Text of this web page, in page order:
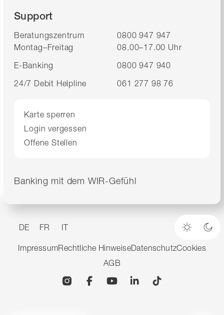
Support
Beratungszentrum
0800 947 947
Montag–Freitag
08.00–17.00 Uhr
E-Banking
0800 947 940
24/7 Debit Helpline
061 277 98 76
Karte sperren
Login vergessen
Offene Stellen
Banking mit dem WIR-Gefühl
DE FR IT
Heller
ImpressumRechtliche HinweiseDatenschutzCookies
AGB
InstagramFacebookYouTubeLinkedin